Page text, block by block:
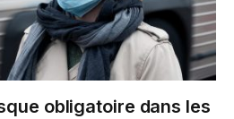
obligatoire dans les